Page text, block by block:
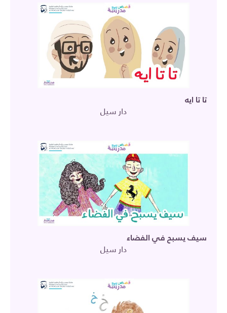
تا تا ايه
دار سيل
سيف يسبح في الفضاء
دار سيل